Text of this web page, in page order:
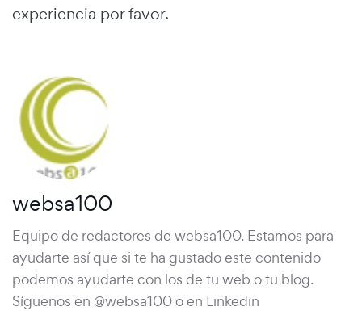
experiencia por favor.
websa100
Equipo de redactores de websa100. Estamos para
ayudarte así que si te ha gustado este contenido
podemos ayudarte con los de tu web o tu blog.
Síguenos en @websa100 o en Linkedin